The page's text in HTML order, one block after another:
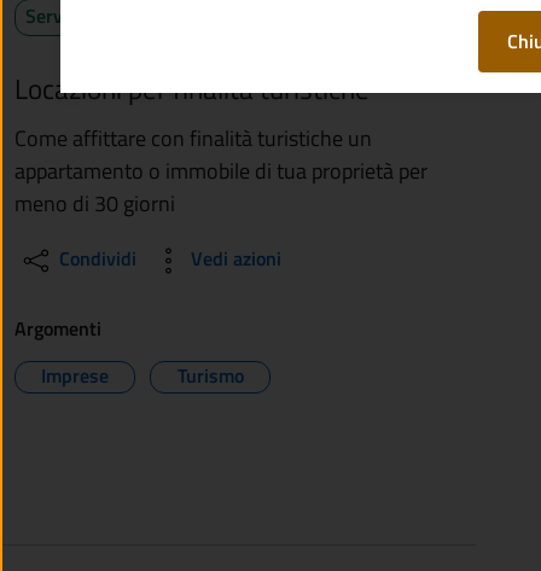
Servizio attivo
Locazioni per finalità turistiche
Come affittare con finalità turistiche un
appartamento o immobile di tua proprietà per
meno di 30 giorni
Condividi Vedi azioni
Argomenti
Imprese
Turismo